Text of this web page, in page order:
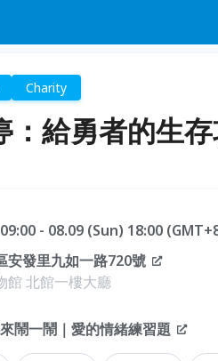
Charity
：給勇者的生
- 08.09 (Sun) 18:00
安發里九如一路720號
館 北館一樓大廳
鬧一鬧｜愛的情緒練習題